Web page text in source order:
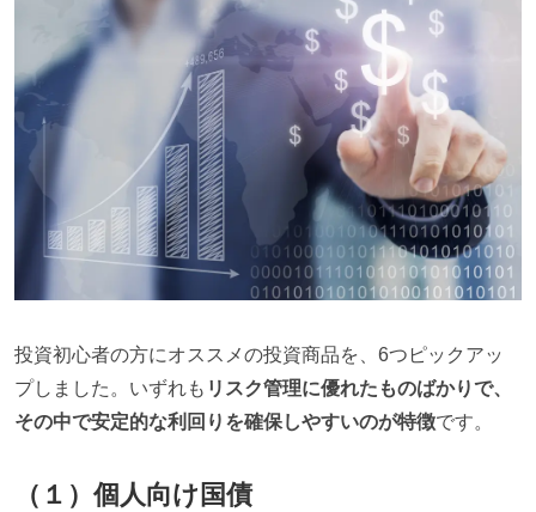
投資初心者の方にオススメの投資商品を、 6つピックアッ
プしました。いずれも リスク管理に優れたものばかりで、
その中で安定的な利回りを確保しやすいのが特徴です。
（１）個人向け国債